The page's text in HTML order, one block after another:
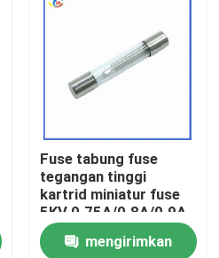
Fuse tabung fuse
tegangan tinggi
kartrid miniatur fuse
5KV 0.75A/0.8A/0.9A
750MA/800MA/900mA
6.5MM*40MM
mengirimkan